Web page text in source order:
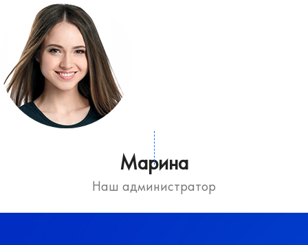
Марина
Наш администратор